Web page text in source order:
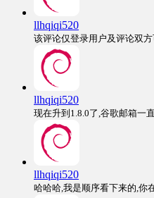
llhqiqi520
该评论仅登录用户及评论双
llhqiqi520
现在升到1.8.0了,谷歌邮箱一
llhqiqi520
哈哈哈,我是顺序看下来的,你